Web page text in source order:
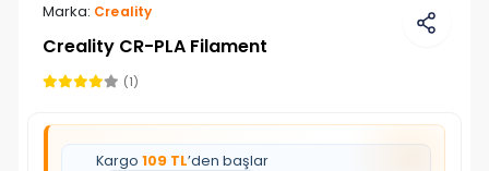
Marka: Creality
Creality CR-PLA Filament
(1)
Kargo 109 TL’den başlar